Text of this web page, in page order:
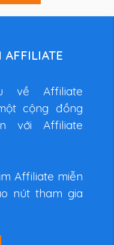
về Affiliate
cộng đồng
với Affiliate
Affiliate miễn
nút tham gia